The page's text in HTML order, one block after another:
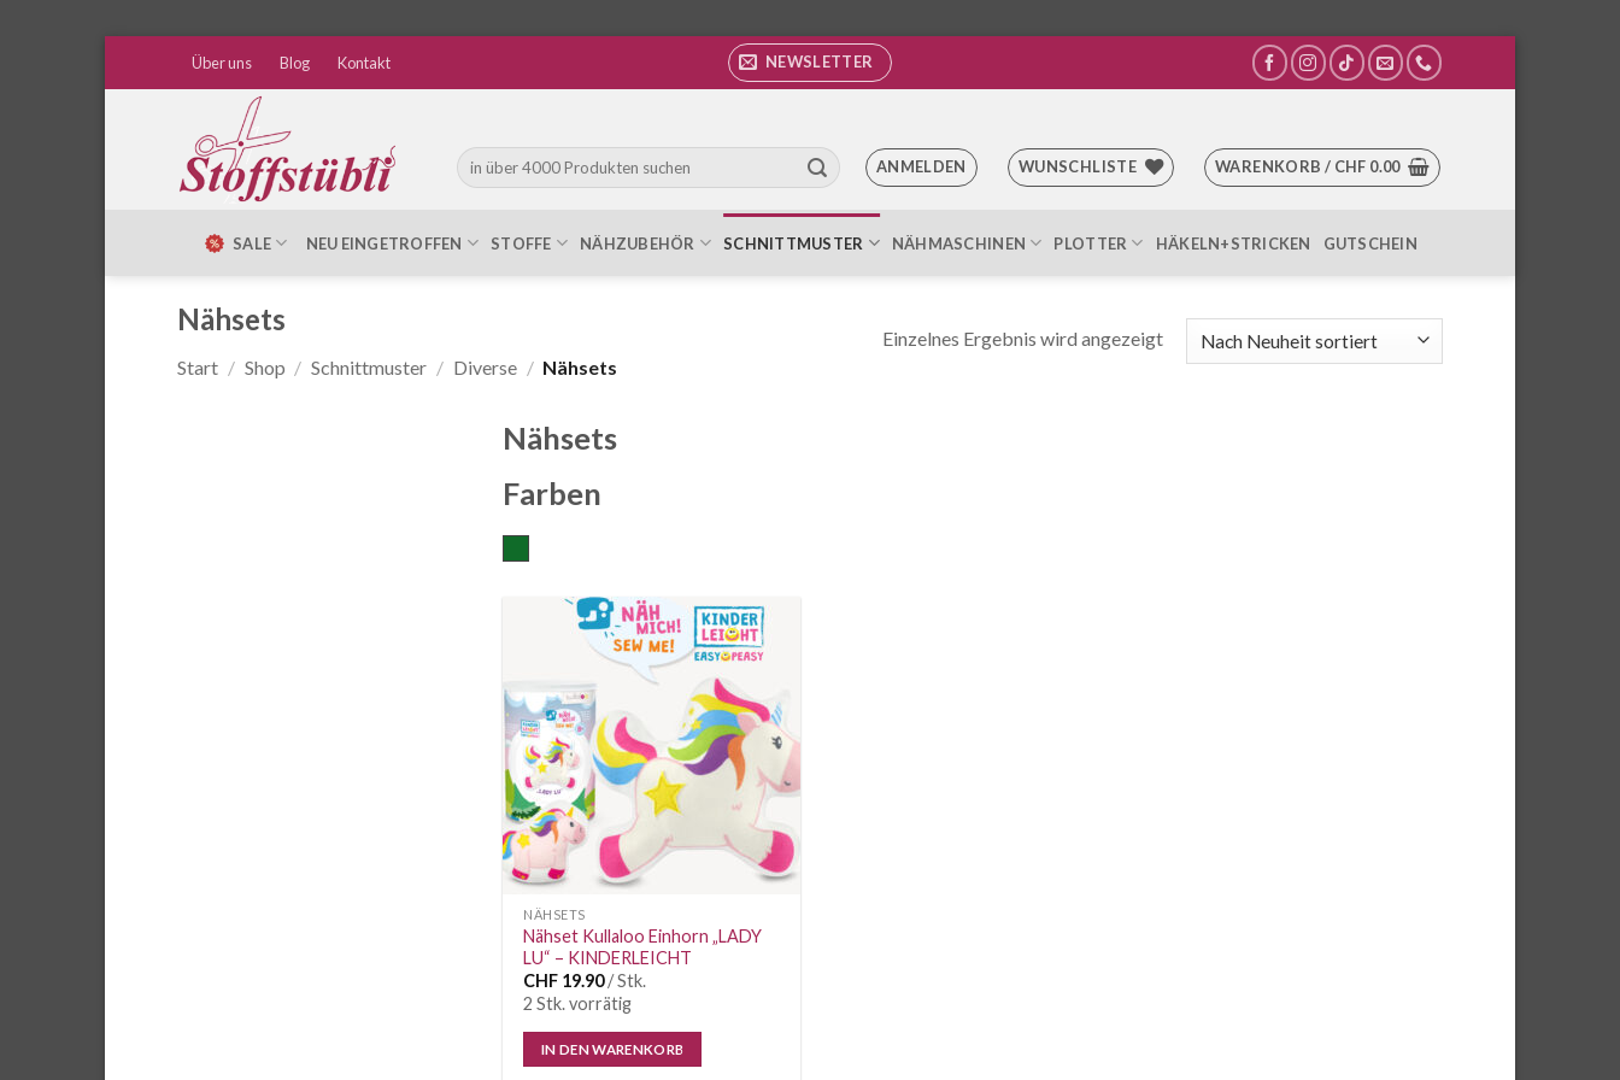
Über uns Blog Kontakt NEWSLETTER
Suche
nach:
ANMELDEN WUNSCHLISTE WARENKORB / CHF 0.00
SALE NEU EINGETROFFEN STOFFE NÄHZUBEHÖR SCHNITTMUSTER NÄHMASCHINEN PLOTTER HÄKELN+STRICKEN GUTSCHEIN
Nähsets
Start / Shop / Schnittmuster / Diverse / Nähsets
Einzelnes Ergebnis wird angezeigt
Nähsets
Farben
Auf die
Wunschliste
NÄHSETS
Nähset Kullaloo Einhorn „LADY
LU“ – KINDERLEICHT
CHF 19.90/ Stk.
2 Stk. vorrätig
IN DEN WARENKORB